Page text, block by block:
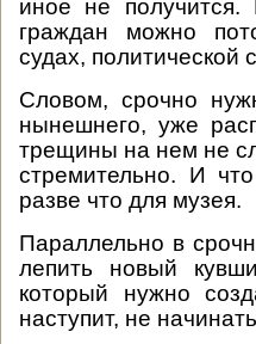
иное не получится.
граждан можно
судах, политической
Словом, срочно
нынешнего, уже
трещины на нем не
стремительно. И
разве что для музея.
Параллельно в
лепить новый
который нужно
наступит, не